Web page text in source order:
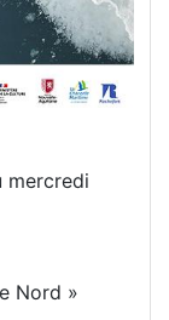
mercredi
Nord »